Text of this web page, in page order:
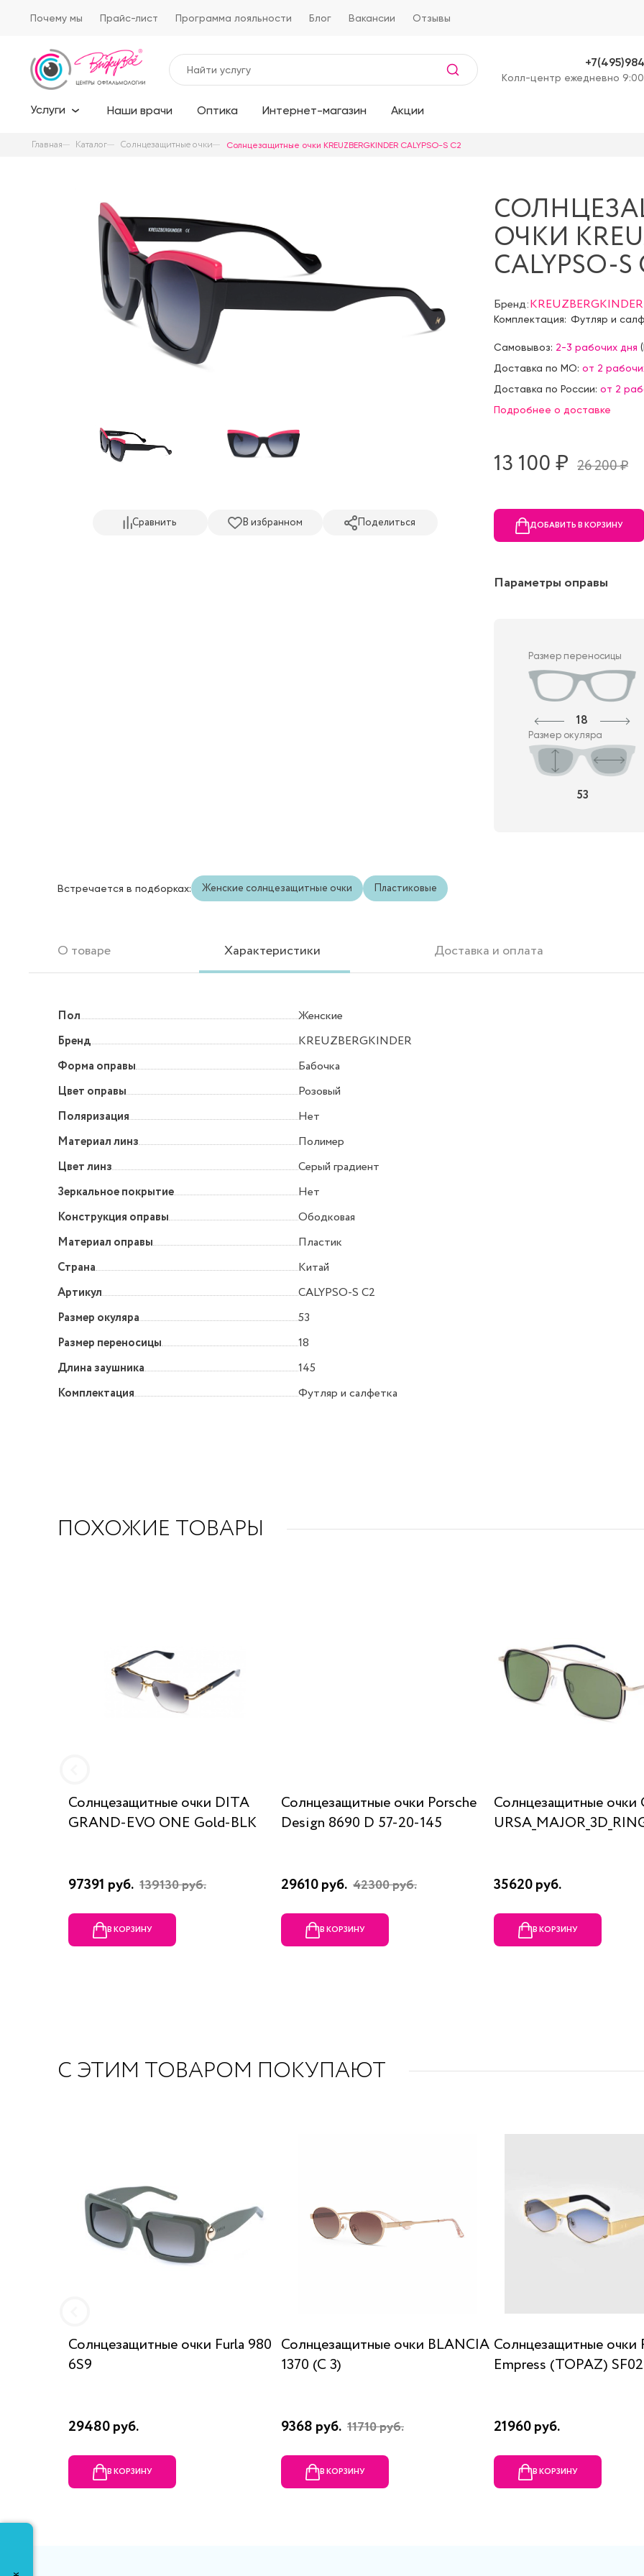
Почему мы Прайс-лист Программа лояльности Блог Вакансии Отзывы
Kолл-центр ежедневно
Услуги Наши врачи Оптика Интернет-магазин Акции
Главная Каталог Солнцезащитные очки Солнцезащитные очки KREUZBERGKINDER CALYPSO-S C2
Сравнить В избранном Поделиться
ОЧКИ
CALYPSO-S
Бренд:KREUZBERGKINDER
Комплектация: Футляр и
Самовывоз: 2-3 рабочих дня (
Доставка по МО: от 2
Доставка по России: от 2
Подробнее о доставке
13 100 ₷ 26 200 ₷
ДОБАВИТЬ В КОРЗИНУ
Параметры оправы
Размер переносицы
18
Размер окуляра
53
Встречается в подборках: Женские солнцезащитные очки Пластиковые
О товаре Характеристики Доставка и оплата
Пол
Женские
Бренд
KREUZBERGKINDER
Форма оправы
Бабочка
Цвет оправы
Розовый
Поляризация
Нет
Материал линз
Полимер
Цвет линз
Серый градиент
Зеркальное покрытие
Нет
Конструкция оправы
Ободковая
Материал оправы
Пластик
Страна
Китай
Артикул
CALYPSO-S C2
Размер окуляра
53
Размер переносицы
18
Длина заушника
145
Комплектация
Футляр и салфетка
ПОХОЖИЕ ТОВАРЫ
Солнцезащитные очки DITA
GRAND-EVO ONE Gold-BLK
97391 руб. 139130 руб.
В КОРЗИНУ
Солнцезащитные очки Porsche
Design 8690 D 57-20-145
29610 руб. 42300 руб.
В КОРЗИНУ
Солнцезащитные очки
35620 руб.
В КОРЗИНУ
С ЭТИМ ТОВАРОМ ПОКУПАЮТ
Солнцезащитные очки Furla 980
6S9
29480 руб.
В КОРЗИНУ
Солнцезащитные очки BLANCIA
1370 (C 3)
9368 руб. 11710 руб.
В КОРЗИНУ
Солнцезащитные очки
Empress (TOPAZ)
21960 руб.
В КОРЗИНУ